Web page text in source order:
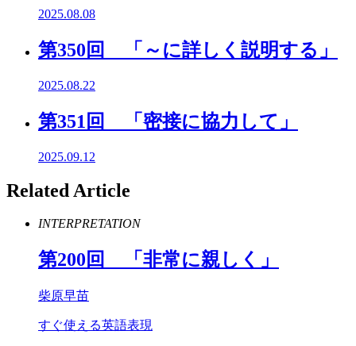
2025.08.08
第350回 「～に詳しく説明する」
2025.08.22
第351回 「密接に協力して」
2025.09.12
Related Article
INTERPRETATION
第200回 「非常に親しく」
柴原早苗
すぐ使える英語表現